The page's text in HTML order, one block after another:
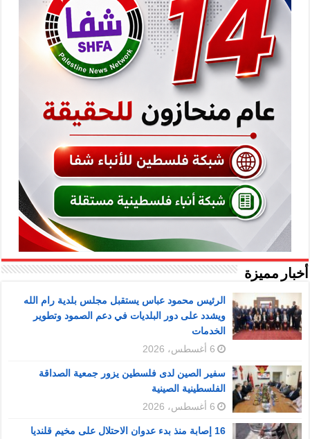
أخبار مميزة
الرئيس محمود عباس يستقبل مجلس بلدية رام الله
ويشدد على دور البلديات في دعم الصمود وتطوير
الخدمات
6 أغسطس، 2026
سفير الصين لدى فلسطين يزور جمعية الصداقة
الفلسطينية الصينية
6 أغسطس، 2026
16 إصابة منذ بدء عدوان الاحتلال على مخيم قلنديا